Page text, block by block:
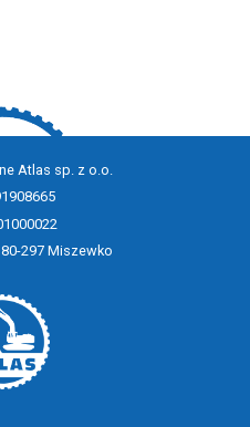
Atlas sp. z o.o.
297 Miszewko